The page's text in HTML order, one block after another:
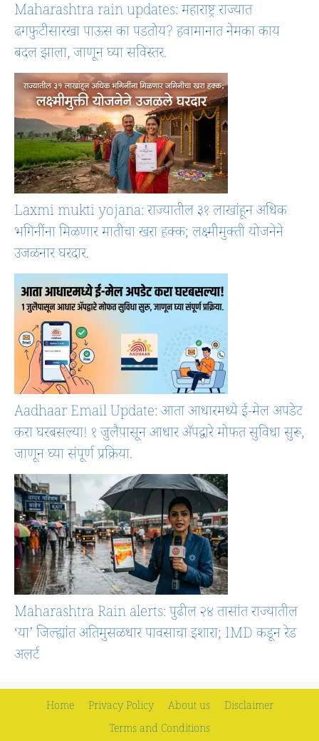
Maharashtra rain updates: महाराष्ट्र राज्यात
ढगफुटीसारखा पाऊस का पडतोय? हवामानात नेमका काय
बदल झाला, जाणून घ्या सविस्तर.
Laxmi mukti yojana: राज्यातील ३१ लाखांहून अधिक
भगिनींना मिळणार मातीचा खरा हक्क; लक्ष्मीमुक्ती योजनेने
उजळनार घरदार.
Aadhaar Email Update: आता आधारमध्ये ई-मेल अपडेट
करा घरबसल्या! १ जुलैपासून आधार ॲपद्वारे मोफत सुविधा सुरू,
जाणून घ्या संपूर्ण प्रक्रिया.
Maharashtra Rain alerts: पुढील २४ तासांत राज्यातील
‘या’ जिल्ह्यांत अतिमुसळधार पावसाचा इशारा; IMD कडून रेड
अलर्ट
Home Privacy Policy About us
Disclaimer
Terms and Conditions